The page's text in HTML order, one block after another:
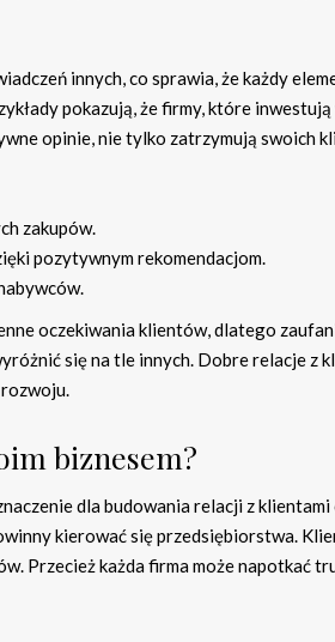
innych, co sprawia, że każdy
pokazują, że firmy, które
opinie, nie tylko zatrzymują swoich
zakupów.
pozytywnym rekomendacjom.
oczekiwania klientów, dlatego
się na tle innych. Dobre relacje z
biznesem?
dla budowania relacji z
kierować się przedsiębiorstwa.
Przecież każda firma może napotkać